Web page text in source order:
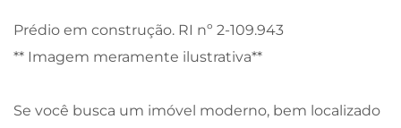
Prédio em construção. RI nº 2-109.943
** Imagem meramente ilustrativa**
Se você busca um imóvel moderno, bem localizado